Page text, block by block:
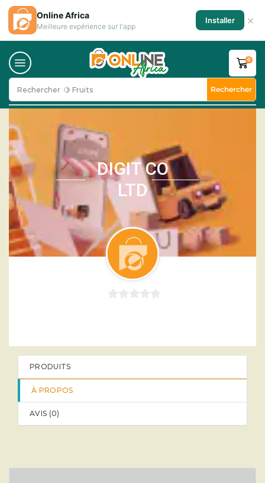
Rechercher 🍋 Fruits Rechercher
0
DIGIT CO
LTD
PRODUITS
À PROPOS
AVIS (0)
Online Africa
Meilleure expérience sur l'app
Installer ×